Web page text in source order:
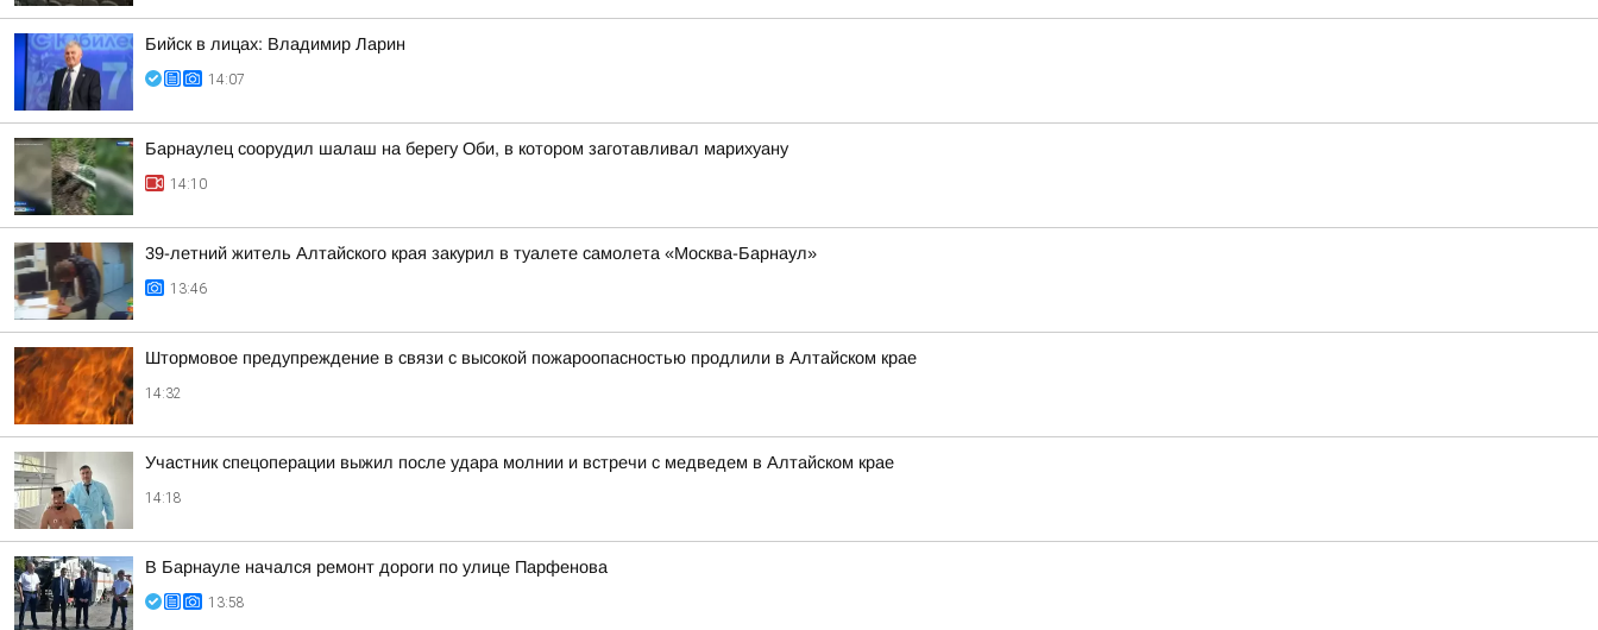
Бийск в лицах: Владимир Ларин
14:07
Барнаулец соорудил шалаш на берегу Оби, в котором заготавливал марихуану
14:10
39-летний житель Алтайского края закурил в туалете самолета «Москва-Барнаул»
13:46
Штормовое предупреждение в связи с высокой пожароопасностью продлили в Алтайском крае
14:32
Участник спецоперации выжил после удара молнии и встречи с медведем в Алтайском крае
14:18
В Барнауле начался ремонт дороги по улице Парфенова
13:58